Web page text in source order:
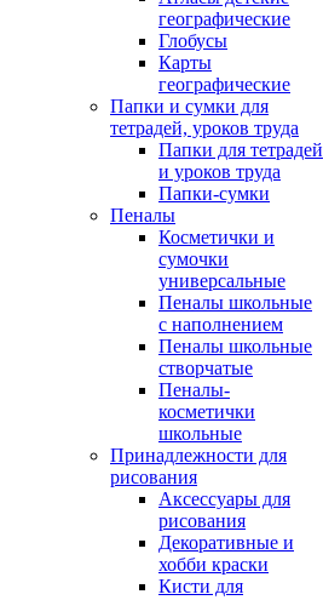
географические
Глобусы
Карты
географические
Папки и сумки для
тетрадей, уроков труда
Папки для тетрадей
и уроков труда
Папки-сумки
Пеналы
Косметички и
сумочки
универсальные
Пеналы школьные
с наполнением
Пеналы школьные
створчатые
Пеналы-
косметички
школьные
Принадлежности для
рисования
Аксессуары для
рисования
Декоративные и
хобби краски
Кисти для